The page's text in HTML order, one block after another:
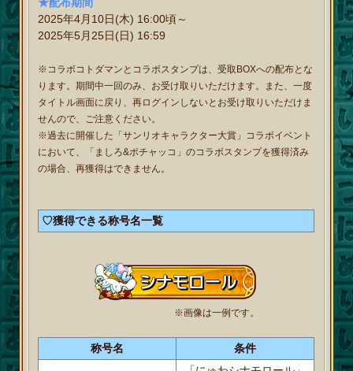
2025年4月10日(木) 16:00頃～
2025年5月25日(日) 16:59
※コラボコトダマンとコラボスタンプは、受取BOXへの配布とな
ります。期間中一回のみ、お受け取りいただけます。また、一度
タイトル画面に戻り、再ログインしないとお受け取りいただけま
せんので、ご注意ください。
※過去に開催した「サンリオキャラクター大賞」コラボイベント
において、「ましろ&ポチャッコ」のコラボスタンプを獲得済み
の場合、再獲得はできません。
♡獲得できる称号名一覧
※画像は一例です。
称号名
条件